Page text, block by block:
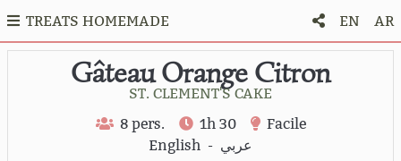
TREATS HOMEMADE EN AR
Gâteau Orange Citron
ST. CLEMENT'S CAKE
8 pers.
1h 30
Facile
English - عربي